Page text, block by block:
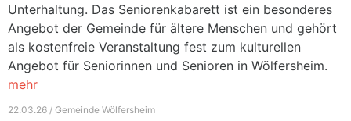
Unterhaltung. Das Seniorenkabarett ist ein besonderes
Angebot der Gemeinde für ältere Menschen und gehört
als kostenfreie Veranstaltung fest zum kulturellen
Angebot für Seniorinnen und Senioren in Wölfersheim.
mehr
22.03.26 / Gemeinde Wölfersheim